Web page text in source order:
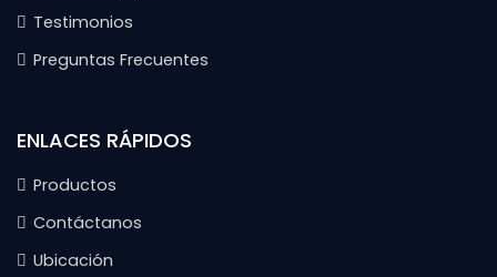
Testimonios
Preguntas Frecuentes
ENLACES RÁPIDOS
Productos
Contáctanos
Ubicación